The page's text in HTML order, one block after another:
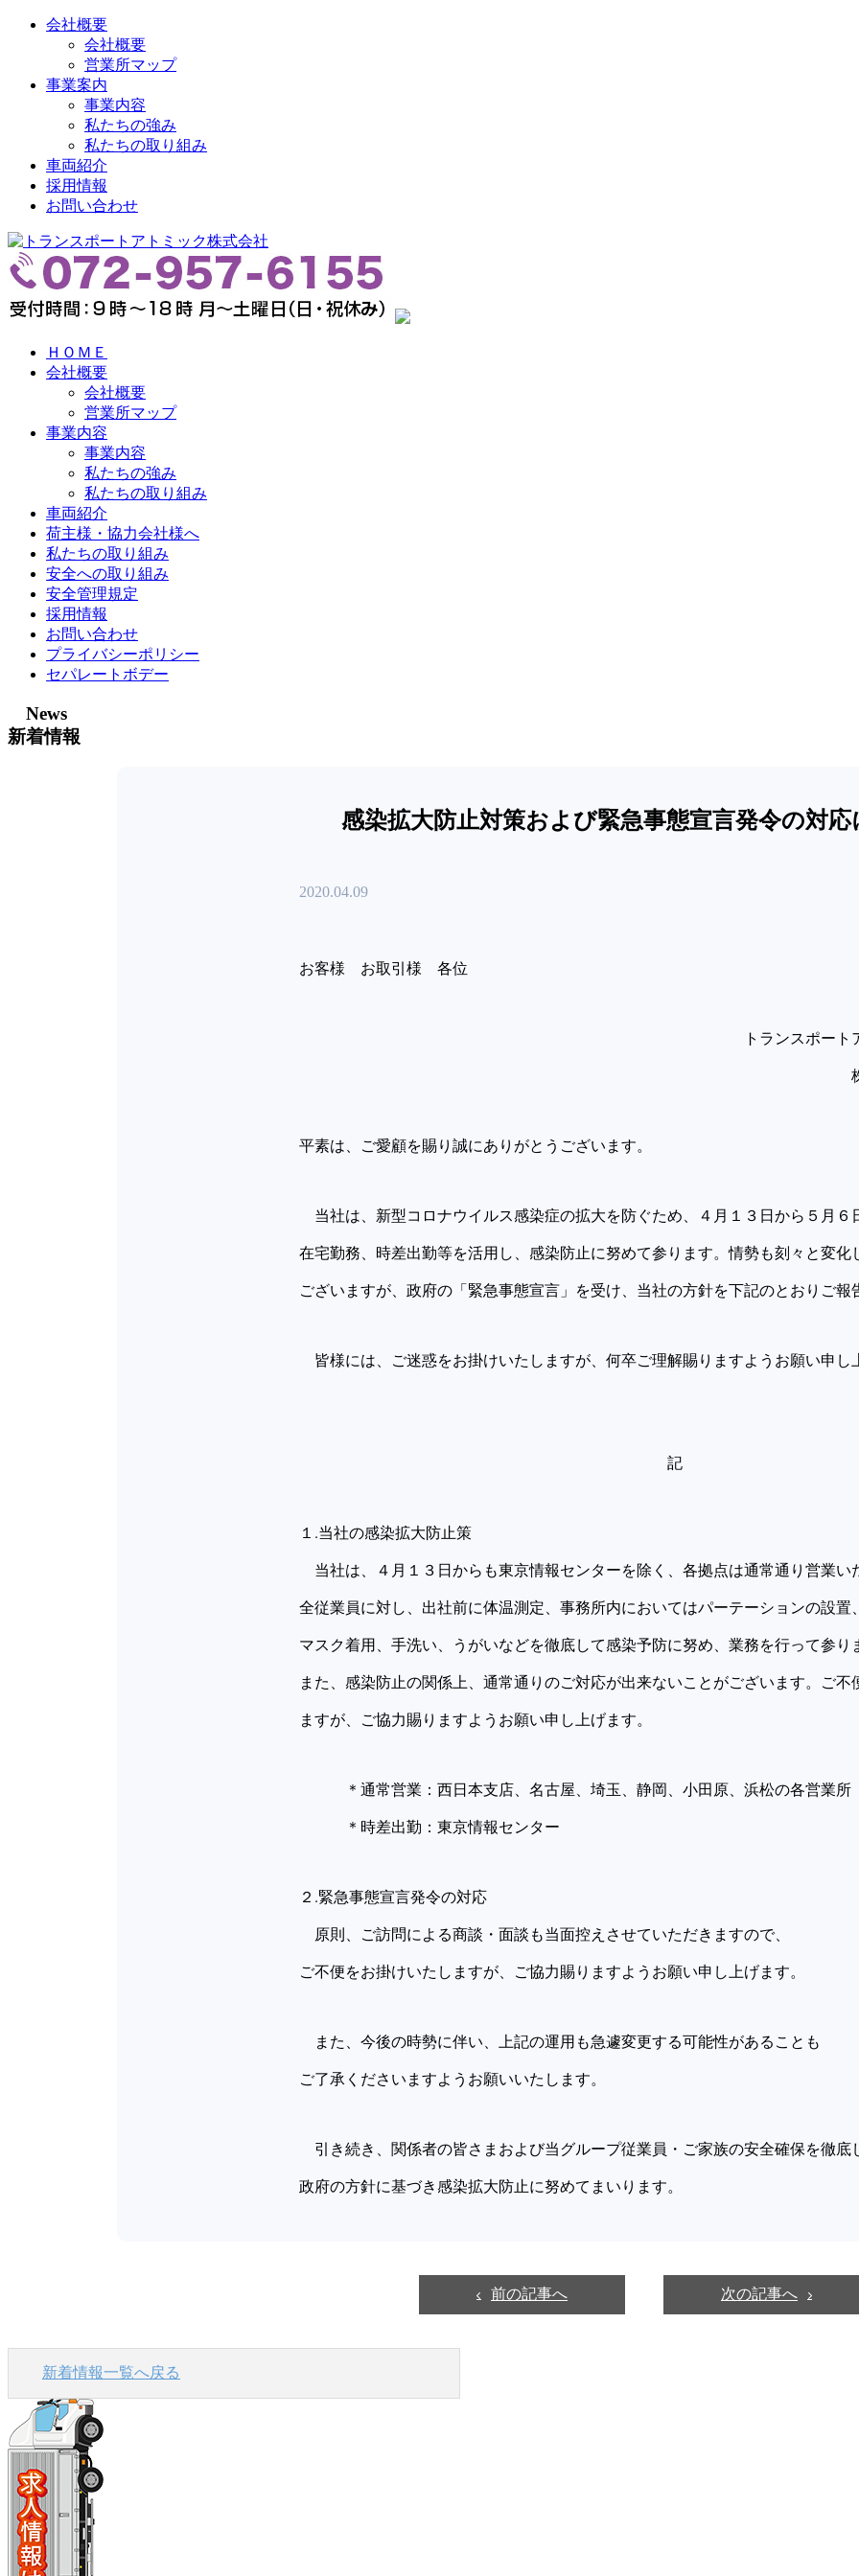
会社概要
会社概要
営業所マップ
事業案内
事業内容
私たちの強み
私たちの取り組み
車両紹介
採用情報
お問い合わせ
ＨＯＭＥ
会社概要
会社概要
営業所マップ
事業内容
事業内容
私たちの強み
私たちの取り組み
車両紹介
荷主様・協力会社様へ
私たちの取り組み
安全への取り組み
安全管理規定
採用情報
お問い合わせ
プライバシーポリシー
セパレートボデー
News
新着情報
感染拡大防止対策および緊急事態宣言発令の対
2020.04.09
お客様 お取引様 各位
トランスポートアトミック
株式会社アトミ
平素は、ご愛顧を賜り誠にありがとうございます。
当社は、新型コロナウイルス感染症の拡大を防ぐため、４月１３日から５月６
在宅勤務、時差出勤等を活用し、感染防止に努めて参ります。情勢も刻々と変化
ございますが、政府の「緊急事態宣言」を受け、当社の方針を下記のとおりご報
皆様には、ご迷惑をお掛けいたしますが、何卒ご理解賜りますようお願い申し
記
１.当社の感染拡大防止策
当社は、４月１３日からも東京情報センターを除く、各拠点は通常通り営業い
全従業員に対し、出社前に体温測定、事務所内においてはパーテーションの設置
マスク着用、手洗い、うがいなどを徹底して感染予防に努め、業務を行って参り
また、感染防止の関係上、通常通りのご対応が出来ないことがございます。ご不
ますが、ご協力賜りますようお願い申し上げます。
＊通常営業：西日本支店、名古屋、埼玉、静岡、小田原、浜松の各営業所
＊時差出勤：東京情報センター
２.緊急事態宣言発令の対応
原則、ご訪問による商談・面談も当面控えさせていただきますので、
ご不便をお掛けいたしますが、ご協力賜りますようお願い申し上げます。
また、今後の時勢に伴い、上記の運用も急遽変更する可能性があることも
ご了承くださいますようお願いいたします。
引き続き、関係者の皆さまおよび当グループ従業員・ご家族の安全確保を徹底
政府の方針に基づき感染拡大防止に努めてまいります。
前の記事へ 次の記事へ
新着情報一覧へ戻る